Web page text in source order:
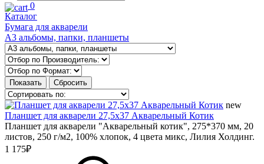
0
Каталог
Бумага для акварели
А3 альбомы, папки, планшеты
new
Планшет для акварели 27,5х37 Акварельный Котик
Планшет для акварели "Акварельный котик", 275*370 мм, 20
листов, 250 г/м2, 100% хлопок, 4 цвета микс, Лилия Холдинг.
1 175₽